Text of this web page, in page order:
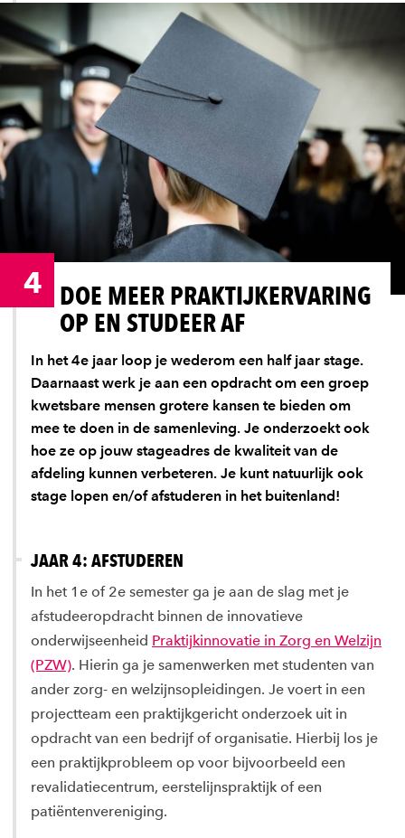
DOE MEER PRAKTIJKERVARING
OP EN STUDEER AF
In het 4e jaar loop je wederom een half jaar stage.
Daarnaast werk je aan een opdracht om een groep
kwetsbare mensen grotere kansen te bieden om
mee te doen in de samenleving. Je onderzoekt ook
hoe ze op jouw stageadres de kwaliteit van de
afdeling kunnen verbeteren. Je kunt natuurlijk ook
stage lopen en/of afstuderen in het buitenland!
4
JAAR 4: AFSTUDEREN
In het 1e of 2e semester ga je aan de slag met je
afstudeeropdracht binnen de innovatieve
onderwijseenheid Praktijkinnovatie in Zorg en Welzijn
(PZW). Hierin ga je samenwerken met studenten van
ander zorg- en welzijnsopleidingen. Je voert in een
projectteam een praktijkgericht onderzoek uit in
opdracht van een bedrijf of organisatie. Hierbij los je
een praktijkprobleem op voor bijvoorbeeld een
revalidatiecentrum, eerstelijnspraktijk of een
patiëntenvereniging.